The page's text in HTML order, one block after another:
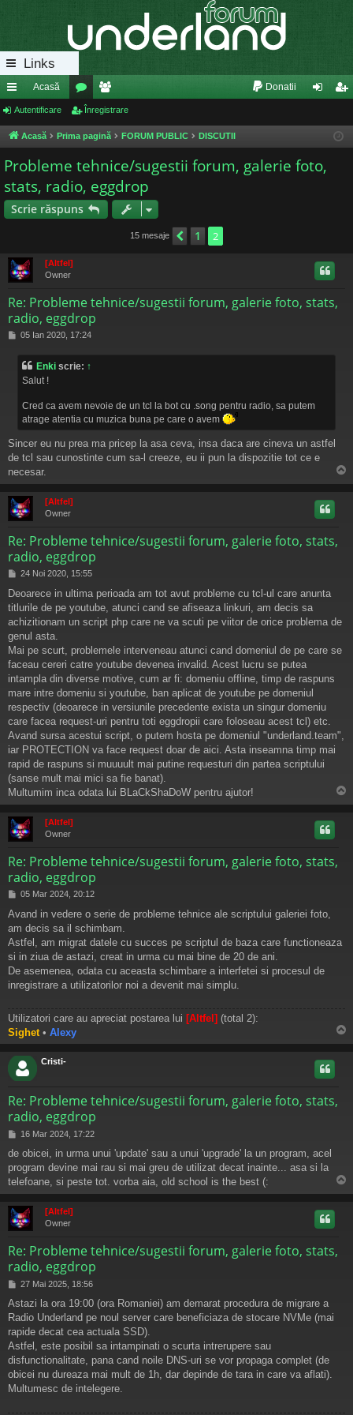
Links
eg
ăt
uri
ra
pi
Acasă
or
u
uri
e
m
Donatii
eg
Autentificare Înregistrare
Acasă Prima pagină FORUM PUBLIC DISCUTII
Probleme tehnice/sugestii forum, galerie foto,
stats, radio, eggdrop
Scrie răspuns
15 mesaje Anterior
1 2
[Altfel]
Owner
Re: Probleme tehnice/sugestii forum, galerie foto, stats,
radio, eggdrop
M
05 Ian 2020, 17:24
Enki scrie: ↑
Salut !
Cred ca avem nevoie de un tcl la bot cu .song pentru radio, sa putem
atrage atentia cu muzica buna pe care o avem
Sincer eu nu prea ma pricep la asa ceva, insa daca are cineva un astfel
de tcl sau cunostinte cum sa-l creeze, eu ii pun la dispozitie tot ce e
necesar.
u
[Altfel]
Owner
Re: Probleme tehnice/sugestii forum, galerie foto, stats,
radio, eggdrop
M
s
a
j
24 Noi 2020, 15:55
Deoarece in ultima perioada am tot avut probleme cu tcl-ul care anunta
titlurile de pe youtube, atunci cand se afiseaza linkuri, am decis sa
achizitionam un script php care ne va scuti pe viitor de orice problema de
genul asta.
Mai pe scurt, problemele interveneau atunci cand domeniul de pe care se
faceau cereri catre youtube devenea invalid. Acest lucru se putea
intampla din diverse motive, cum ar fi: domeniu offline, timp de raspuns
mare intre domeniu si youtube, ban aplicat de youtube pe domeniul
respectiv (deoarece in versiunile precedente exista un singur domeniu
care facea request-uri pentru toti eggdropii care foloseau acest tcl) etc.
Avand sursa acestui script, o putem hosta pe domeniul "underland.team",
iar PROTECTION va face request doar de aici. Asta inseamna timp mai
rapid de raspuns si muuuult mai putine requesturi din partea scriptului
(sanse mult mai mici sa fie banat).
Multumim inca odata lui BLaCkShaDoW pentru ajutor!
u
[Altfel]
Owner
Re: Probleme tehnice/sugestii forum, galerie foto, stats,
radio, eggdrop
M
s
a
j
05 Mar 2024, 20:12
Avand in vedere o serie de probleme tehnice ale scriptului galeriei foto,
am decis sa il schimbam.
Astfel, am migrat datele cu succes pe scriptul de baza care functioneaza
si in ziua de astazi, creat in urma cu mai bine de 20 de ani.
De asemenea, odata cu aceasta schimbare a interfetei si procesul de
inregistrare a utilizatorilor noi a devenit mai simplu.
Utilizatori care au apreciat postarea lui [Altfel] (total 2):
Sighet • Alexy
u
Cristi-
Re: Probleme tehnice/sugestii forum, galerie foto, stats,
radio, eggdrop
M
s
a
j
16 Mar 2024, 17:22
de obicei, in urma unui 'update' sau a unui 'upgrade' la un program, acel
program devine mai rau si mai greu de utilizat decat inainte... asa si la
telefoane, si peste tot. vorba aia, old school is the best (:
u
[Altfel]
Owner
Re: Probleme tehnice/sugestii forum, galerie foto, stats,
radio, eggdrop
M
s
a
j
27 Mai 2025, 18:56
Astazi la ora 19:00 (ora Romaniei) am demarat procedura de migrare a
Radio Underland pe noul server care beneficiaza de stocare NVMe (mai
rapide decat cea actuala SSD).
Astfel, este posibil sa intampinati o scurta intrerupere sau
disfunctionalitate, pana cand noile DNS-uri se vor propaga complet (de
obicei nu dureaza mai mult de 1h, dar depinde de tara in care va aflati).
Multumesc de intelegere.